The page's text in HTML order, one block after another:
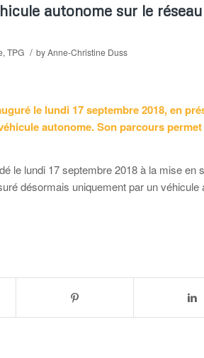
autonome sur le
, TPG / byAnne-Christine Duss
le lundi 17 septembre 2018, en
autonome. Son parcours
le lundi 17 septembre 2018 à la mise en
désormais uniquement par un véhicule